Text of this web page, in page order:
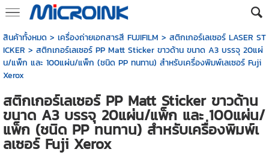
สินค้าทั้งหมด> เครื่องถ่ายเอกสารสี FUJIFILM > สติกเกอร์เลเซอร์ LASER ST
ICKER > สติกเกอร์เลเซอร์ PP Matt Sticker ขาวด้าน ขนาด A3 บรรจุ 20แผ่
น/แพ็ก และ 100แผ่น/แพ็ก (ชนิด PP ทนทาน) สำหรับเครื่องพิมพ์เลเซอร์ Fuji
Xerox
สติกเกอร์เลเซอร์ PP Matt Sticker ขาวด้าน
ขนาด A3 บรรจุ 20แผ่น/แพ็ก และ 100แผ่น/
แพ็ก (ชนิด PP ทนทาน) สำหรับเครื่องพิมพ์เ
ลเซอร์ Fuji Xerox